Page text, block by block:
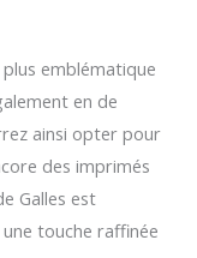
emblématique
en de
ainsi opter pour
des imprimés
Galles est
touche raffinée